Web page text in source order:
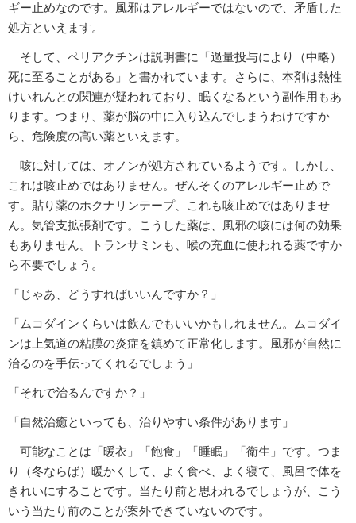
ギー止めなのです。風邪はアレルギーではないので、矛盾した
処方といえます。
そして、ペリアクチンは説明書に「過量投与により（中略）
死に至ることがある」と書かれています。さらに、本剤は熱性
けいれんとの関連が疑われており、眠くなるという副作用もあ
ります。つまり、薬が脳の中に入り込んでしまうわけですか
ら、危険度の高い薬といえます。
咳に対しては、オノンが処方されているようです。しかし、
これは咳止めではありません。ぜんそくのアレルギー止めで
す。貼り薬のホクナリンテープ、これも咳止めではありませ
ん。気管支拡張剤です。こうした薬は、風邪の咳には何の効果
もありません。トランサミンも、喉の充血に使われる薬ですか
ら不要でしょう。
「じゃあ、どうすればいいんですか？」
「ムコダインくらいは飲んでもいいかもしれません。ムコダイ
ンは上気道の粘膜の炎症を鎮めて正常化します。風邪が自然に
治るのを手伝ってくれるでしょう」
「それで治るんですか？」
「自然治癒といっても、治りやすい条件があります」
可能なことは「暖衣」「飽食」「睡眠」「衛生」です。つま
り（冬ならば）暖かくして、よく食べ、よく寝て、風呂で体を
きれいにすることです。当たり前と思われるでしょうが、こう
いう当たり前のことが案外できていないのです。